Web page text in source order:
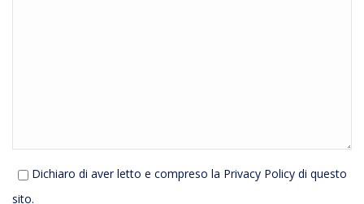
Dichiaro di aver letto e compreso la Privacy Policy di questo
sito.